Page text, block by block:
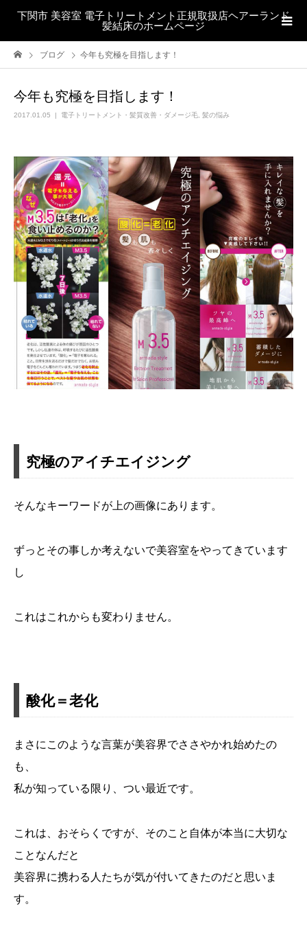
下関市 美容室 電子トリートメント正規取扱店ヘアーランド
髪結床のホームページ
ブログ 今年も究極を目指します！
今年も究極を目指します！
2017.01.05 電子トリートメント・髪質改善・ダメージ毛 髪の悩み
究極のアイチエイジング
そんなキーワードが上の画像にあります。
ずっとその事しか考えないで美容室をやってきています
し
これはこれからも変わりません。
酸化＝老化
まさにこのような言葉が美容界でささやかれ始めたの
も、
私が知っている限り、つい最近です。
これは、おそらくですが、そのこと自体が本当に大切な
ことなんだと
美容界に携わる人たちが気が付いてきたのだと思いま
す。